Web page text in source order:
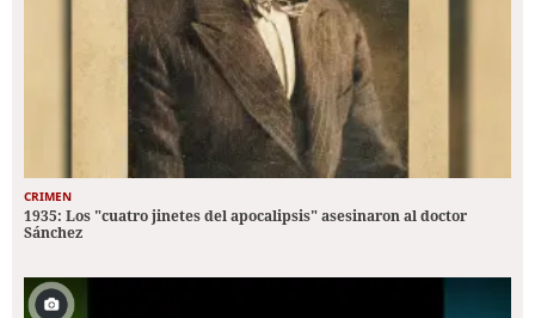
CRIMEN
1935: Los "cuatro jinetes del apocalipsis" asesinaron al doctor
Sánchez